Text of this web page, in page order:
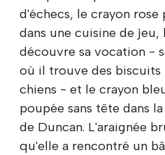
d'échecs, le crayon rose
dans une cuisine de jeu,
découvre sa vocation -
où il trouve des
chiens - et le crayon
poupée sans tête dans
de Duncan. L'araignée
qu'elle a rencontré un